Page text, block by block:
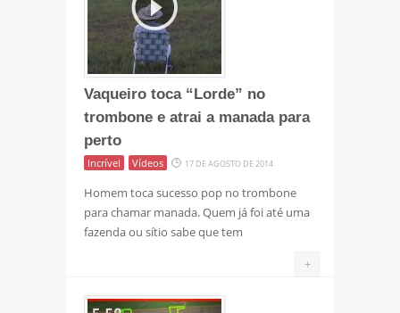
Vaqueiro toca “Lorde” no
trombone e atrai a manada para
perto
Incrível Vídeos 17 DE AGOSTO DE 2014
Homem toca sucesso pop no trombone
para chamar manada. Quem já foi até uma
fazenda ou sítio sabe que tem
+